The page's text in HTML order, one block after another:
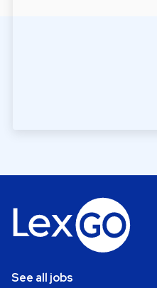
See all jobs